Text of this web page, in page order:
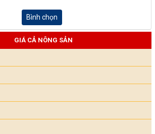
Bình chọn
GIÁ CẢ NÔNG SẢN